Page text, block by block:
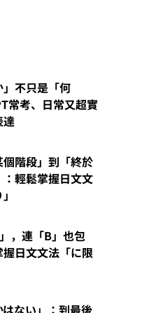
」不只是「何
常考、日常又超實
達
階段」到「終於
輕鬆掌握日文文
，連「B」也包
日文文法「に限
はない」：到最後